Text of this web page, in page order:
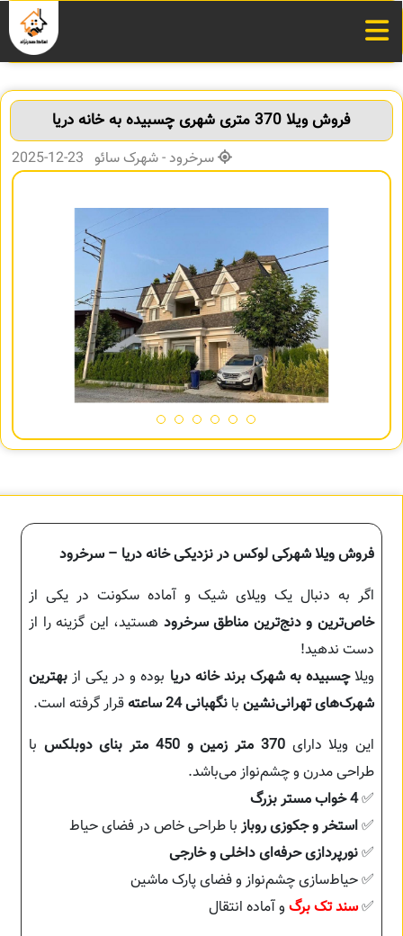
فروش ویلا 370 متری شهری چسبیده به خانه دریا
سرخرود - شهرک سائو 23-12-2025
فروش ویلا شهرکی لوکس در نزدیکی خانه دریا – سرخرود
اگر به دنبال یک ویلای شیک و آماده سکونت در یکی از
خاص‌ترین و دنج‌ترین مناطق سرخرود هستید، این گزینه را از
دست ندهید!
ویلاچسبیده به شهرک برند خانه دریا بوده و در یکی از بهترین
شهرک‌های تهرانی‌نشین با نگهبانی 24 ساعته
قرار گرفته است.
این ویلا دارای370 متر زمین و 450 متر بنای دوبلکس
با
طراحی مدرن و چشم‌نواز می‌باشد.
✅4 خواب مستر بزرگ
✅استخر و جکوزی روباز با طراحی خاص در فضای حیاط
✅نورپردازی حرفه‌ای داخلی و خارجی
✅ حیاط‌سازی چشم‌نواز و فضای پارک ماشین
✅سند تک برگ و آماده انتقال